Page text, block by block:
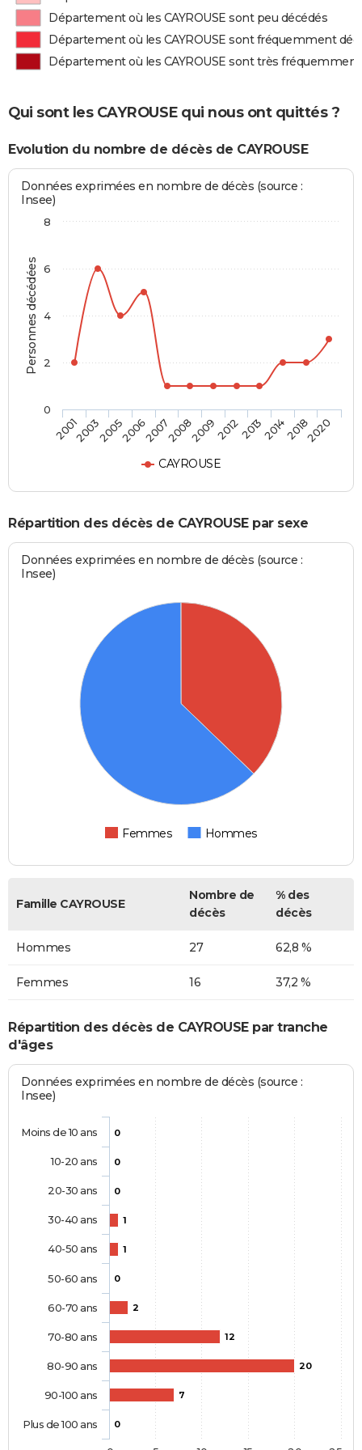
Département où les CAYROUSE sont peu décédés
Département où les CAYROUSE sont fréquemment
Département où les CAYROUSE sont très
Qui sont les CAYROUSE qui nous ont quittés ?
Evolution du nombre de décès de CAYROUSE
Personnes décédées
Données exprimées en nombre de décès (source :
Insee)
CAYROUSE
200120032005200620072008200920122013201420182020
0
2
4
6
8
Répartition des décès de CAYROUSE par sexe
Données exprimées en nombre de décès (source :
Insee)
Femmes Hommes
Famille CAYROUSE
Nombre de
décès
% des
décès
Hommes 27 62,8 %
Femmes 16 37,2 %
Répartition des décès de CAYROUSE par tranche
d'âges
Données exprimées en nombre de décès (source :
Insee)
0
0
0
1
1
0
2
12
20
7
0
Moins de 10 ans
10-20 ans
20-30 ans
30-40 ans
40-50 ans
50-60 ans
60-70 ans
70-80 ans
80-90 ans
90-100 ans
Plus de 100 ans